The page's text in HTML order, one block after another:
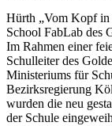
Hürth „Vom Kopf in
School FabLab des
Im Rahmen einer
Schulleiter des
Ministeriums für
Bezirksregierung
wurden die neu
der Schule